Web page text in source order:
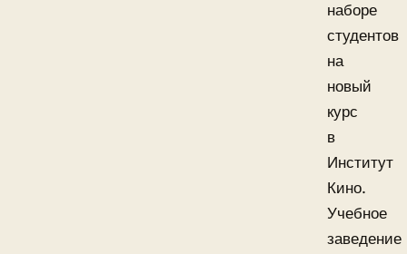
наборе
студентов
на
новый
курс
в
Институт
Кино.
Учебное
заведение